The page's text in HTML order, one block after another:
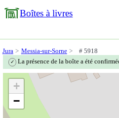
Boîtes à livres
Jura Messia-sur-Sorne # 5918
✓ La présence de la boîte a été
+
−